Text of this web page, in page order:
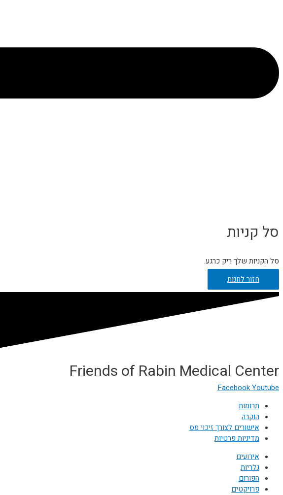
סל קניות
סל הקניות שלך ריק כרגע.
חזור לחנות
Friends of Rabin Medical Center
FacebookYoutube
תרומות
הוקרה
אישורים לצורך זיכוי מס
מדיניות פרטיות
אירועים
גלריות
הפורום
פרויקטים